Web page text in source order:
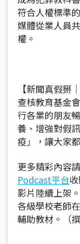
符合人權標準
媒體從業人員
權。
【新聞真假掰
查核教育基金
行各業的朋友
養、增強對假
疫」，讓大家
更多精彩內容
Podcast平台收
影片陸續上架
各級學校老師
輔助教材。（